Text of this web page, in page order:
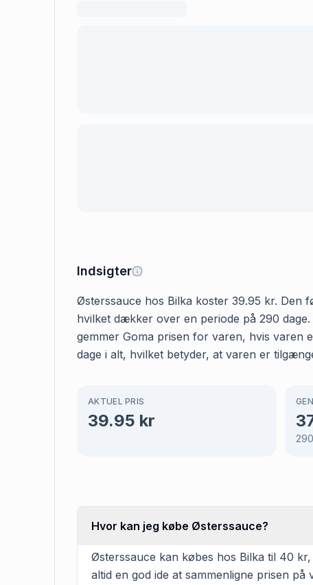
Indsigter
Østerssauce hos Bilka koster 39.95 kr. Den
hvilket dækker over en periode på 290
gemmer Goma prisen for varen, hvis varen
dage i alt, hvilket betyder, at varen er
AKTUEL PRIS
39.95 kr
290
Hvor kan jeg købe Østerssauce?
Østerssauce kan købes hos Bilka til 40
altid en god ide at sammenligne prisen